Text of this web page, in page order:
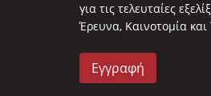
για τις τελευταίες
Έρευνα, Καινοτομία και
Εγγραφή